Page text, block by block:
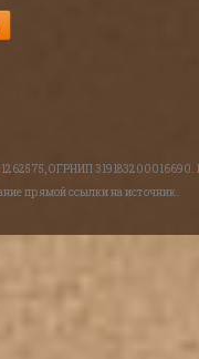
ОГРНИП 319183200016690.
прямой ссылки на источник.